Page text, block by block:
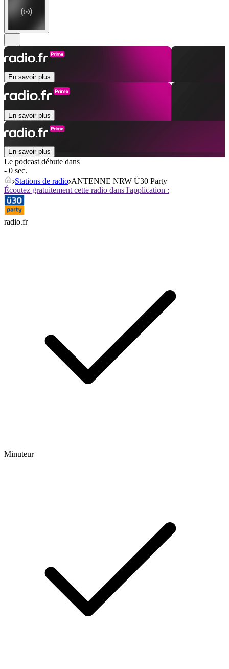
En savoir plus
En savoir plus
En savoir plus
Le podcast débute dans
- 0 sec.
Stations de radio ANTENNE NRW Ü30 Party
Écoutez gratuitement cette radio dans l'application :
radio.fr
Minuteur